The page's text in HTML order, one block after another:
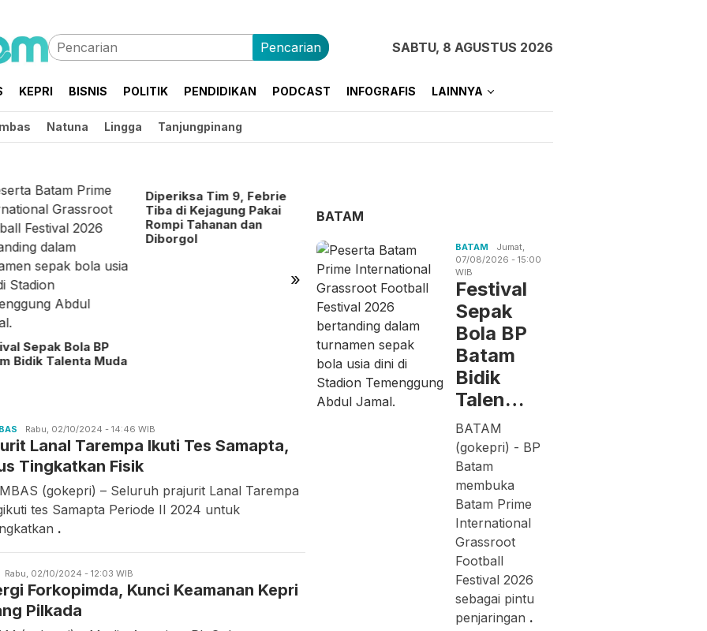
Pencarian SABTU, 8 AGUSTUS 2026
KEPRI BISNIS POLITIK PENDIDIKAN PODCAST INFOGRAFIS LAINNYA
Natuna Lingga Tanjungpinang
»
Sepak Bola BP
Bidik Talenta Muda
Diperiksa Tim 9, Febrie
Tiba di Kejagung Pakai
Rompi Tahanan dan
Diborgol
Ratusan Senjata di
Sekolah Jaksel, Ini
Penjelasan Polisi
Bantu Masyarakat dan
Jaga Stabilitas Harga,
Polsek Kundur Gelar
Pangan Murah
Candra
Gunawan
Rabu, 02/10/2024 - 14:46 WIB
Lanal Tarempa Ikuti Tes Samapta,
Tingkatkan Fisik
(gokepri) – Seluruh prajurit Lanal Tarempa
tes Samapta Periode II 2024 untuk
.
Candra
Rabu, 02/10/2024 - 12:03 WIB
Forkopimda, Kunci Keamanan Kepri
Pilkada
BATAM
BATAM
Jumat,
07/08/2026 - 15:00
WIB
Festival
Sepak
Bola BP
Batam
Bidik
Talen…
BATAM
(gokepri) - BP
Batam
membuka
Batam Prime
International
Grassroot
Football
Festival 2026
sebagai pintu
penjaringan .